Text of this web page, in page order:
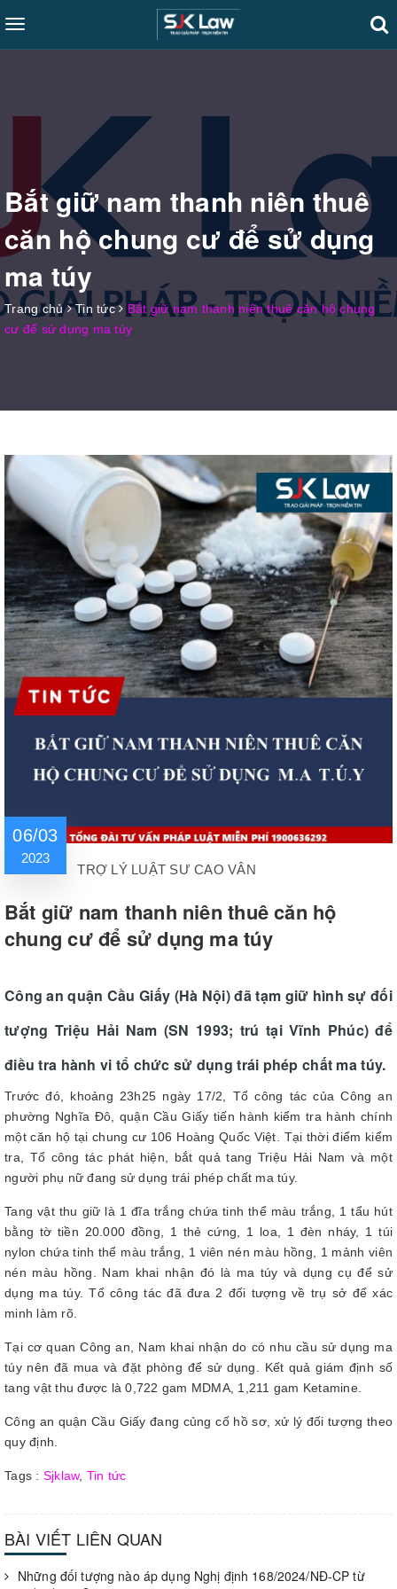
Toggle
navigation
Bắt giữ nam thanh niên thuê
căn hộ chung cư để sử dụng
ma túy
Trang chủ Tin tức
Bắt giữ nam thanh niên thuê căn hộ chung
cư để sử dụng ma túy
06/03
2023
TRỢ LÝ LUẬT SƯ CAO VÂN
Bắt giữ nam thanh niên thuê căn hộ
chung cư để sử dụng ma túy
Công an quận Cầu Giấy (Hà Nội) đã tạm giữ hình sự đối
tượng Triệu Hải Nam (SN 1993; trú tại Vĩnh Phúc) để
điều tra hành vi tổ chức sử dụng trái phép chất ma túy.
Trước đó, khoảng 23h25 ngày 17/2, Tổ công tác của Công an
phường Nghĩa Đô, quận Cầu Giấy tiến hành kiểm tra hành chính
một căn hộ tại chung cư 106 Hoàng Quốc Việt. Tại thời điểm kiểm
tra, Tổ công tác phát hiện, bắt quả tang Triệu Hải Nam và một
người phụ nữ đang sử dụng trái phép chất ma túy.
Tang vật thu giữ là 1 đĩa trắng chứa tinh thể màu trắng, 1 tẩu hút
bằng tờ tiền 20.000 đồng, 1 thẻ cứng, 1 loa, 1 đèn nháy, 1 túi
nylon chứa tinh thể màu trắng, 1 viên nén màu hồng, 1 mảnh viên
nén màu hồng. Nam khai nhận đó là ma túy và dụng cụ để sử
dụng ma túy. Tổ công tác đã đưa 2 đối tượng về trụ sở để xác
minh làm rõ.
Tại cơ quan Công an, Nam khai nhận do có nhu cầu sử dụng ma
túy nên đã mua và đặt phòng để sử dụng. Kết quả giám định số
tang vật thu được là 0,722 gam MDMA, 1,211 gam Ketamine.
Công an quận Cầu Giấy đang củng cố hồ sơ, xử lý đối tượng theo
quy định.
Tags : Sjklaw, Tin tức
BÀI VIẾT LIÊN QUAN
Những đối tượng nào áp dụng Nghị định 168/2024/NĐ-CP từ